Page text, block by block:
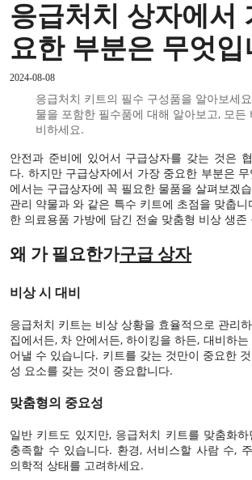
응급처치 상자에서
요한 부분은 무엇입
2024-08-08
응급처치 키트의 필수 구성품을 알아보세
물을 포함한 필수품에 대해 알아보고, 모든
비하세요.
안전과 준비에 있어서 구급상자를 갖는 것은
다. 하지만 구급상자에서 가장 중요한 부분은
에서는 구급상자에 꼭 필요한 물품을 살펴보겠
관리 약물과 와 같은 특수 키트에 초점을 맞춥니
한 의료용품 가방에 담긴 전술 맞춤형 비상 생존
왜 가 필요한가구급 상자
비상 시 대비
응급처치 키트는 비상 상황을 효율적으로 관리
집에서든, 차 안에서든, 하이킹을 하든, 대비하
어낼 수 있습니다. 키트를 갖는 것만이 중요한
성 요소를 갖는 것이 중요합니다.
맞춤형의 중요성
일반 키트도 있지만, 응급처치 키트를 맞춤화
충족할 수 있습니다. 환경, 서비스할 사람 수,
의학적 상태를 고려하세요.